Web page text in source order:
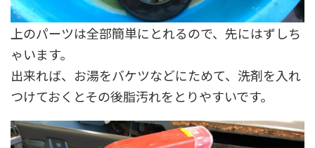
上のパーツは全部簡単にとれるので、先にはずしち
ゃいます。
出来れば、お湯をバケツなどにためて、洗剤を入れ
つけておくとその後脂汚れをとりやすいです。